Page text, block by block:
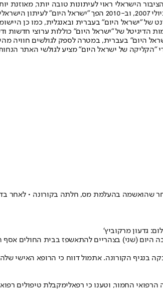
הישראלי ראוי לעיתונות טובה יותר, מאוזנת
תשלום. המהדורה המודפסת הראשונה פורסמה ב-30
הדיגיטל של "ישראל היום" כוללות ערוצי חדשות
"ישראל היום" בעברית, במטרה לספק לגולשים
"הקליקה של ישראל היום" מציע לגולשי האתר
שהואשמה בהעלמת מס, חלתה בקורונה • לאחר
גדעון מרקוביץ'
היום (שני) בצהריים להתאשפז בבית החולים
בנגיף הקורונה. אתמול דווח כי הרופא האישי
החמור, וטענו כי רפאלימקבלת טיפולים